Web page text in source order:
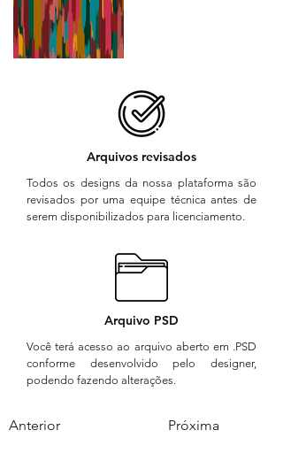
Arquivos revisados
Todos os designs da nossa plataforma são
revisados por uma equipe técnica antes de
serem disponibilizados para licenciamento.
Arquivo PSD
Você terá acesso ao arquivo aberto em .PSD
conforme desenvolvido pelo designer,
podendo fazendo alterações.
Anterior Próxima